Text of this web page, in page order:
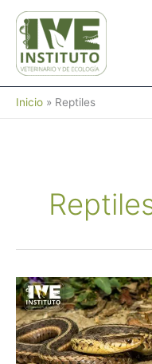
contenido
Inicio Reptiles